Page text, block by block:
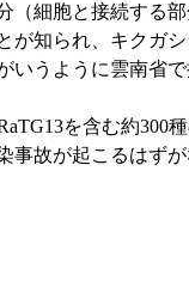
（細胞と接続する
が知られ、キクガ
うように雲南省
を含む約300
故が起こるはず